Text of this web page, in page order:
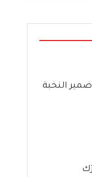
النخبة